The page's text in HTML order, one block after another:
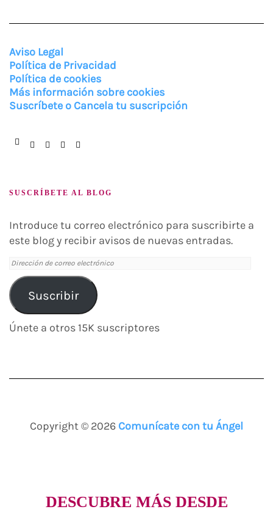
Aviso Legal
Política de Privacidad
Política de cookies
Más información sobre cookies
Suscríbete o Cancela tu suscripción
SUSCRÍBETE AL BLOG
Introduce tu correo electrónico para suscribirte a
este blog y recibir avisos de nuevas entradas.
Dirección
de
correo
electrónico
Suscribir
Únete a otros 15K suscriptores
Copyright © 2026 Comunícate con tu Ángel
DESCUBRE MÁS DESDE